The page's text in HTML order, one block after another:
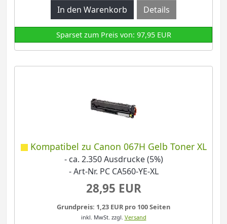
Details
Sparset zum Preis von: 97,95 EUR
Kompatibel zu Canon 067H Gelb Toner XL
- ca. 2.350 Ausdrucke (5%)
- Art-Nr. PC CA560-YE-XL
28,95 EUR
Grundpreis: 1,23 EUR pro 100 Seiten
inkl. MwSt. zzgl. Versand